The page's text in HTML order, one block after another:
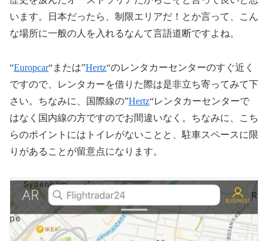
います。日本だったら、制限エリアだ！とか言って、こん
な場所に一般の人を入れるなんて言語道断ですよね。
“Europcar“または”Hertz“のレンタカーセンターのすぐ近く
ですので、レンタカーを借りた際は是非立ち寄ってみて下
さい。ちなみに、国際線の”Hertz“レンタカーセンターで
はなく国内線の方ですのでお間違いなく。ちなみに、こち
らのポイントにはトイレがないことと、駐車スペースに限
りがあることが留意点になります。